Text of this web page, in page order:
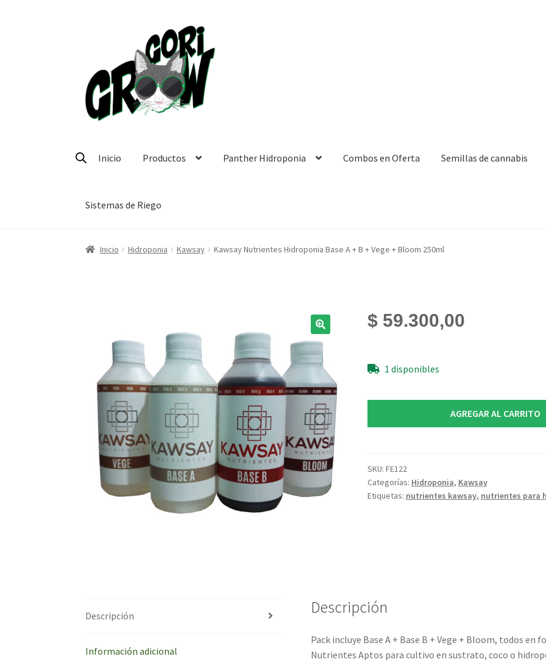
navegación
página
Inicio Productos Panther Hidroponia Combos en Oferta Semillas de cannabis
Sistemas de Riego
Inicio Hidroponia Kawsay Kawsay Nutrientes Hidroponia Base A + B + Vege + Bloom 250ml
$59.300,00
1 disponibles
A
+
B
AGREGAR AL CARRITO
SKU: FE122
Categorías: Hidroponia, Kawsay
Etiquetas: nutrientes kawsay, nutrientes para
Descripción
Información adicional
Descripción
Pack incluye Base A + Base B + Vege + Bloom, todos en
Nutrientes Aptos para cultivo en sustrato, coco o